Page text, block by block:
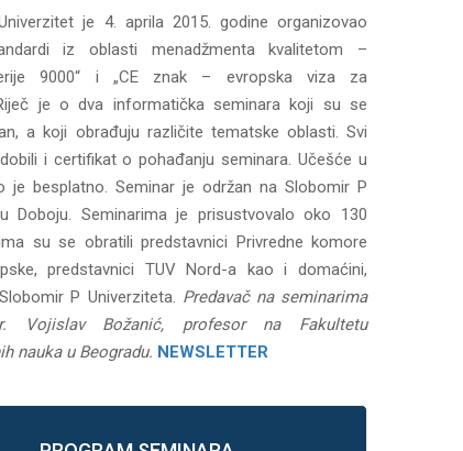
je 4. aprila 2015. godine organizovao
iz oblasti menadžmenta kvalitetom –
9000“ i „CE znak – evropska viza za
je o dva informatička seminara koji su se
a koji obrađuju različite tematske oblasti. Svi
i certifikat o pohađanju seminara. Učešće u
je besplatno. Seminar je održan na Slobomir P
Doboju. Seminarima je prisustvovalo oko 130
su se obratili predstavnici Privredne komore
predstavnici TUV Nord-a kao i domaćini,
P Univerziteta. Predavač na seminarima
Vojislav Božanić, profesor na Fakultetu
nauka u Beogradu. NEWSLETTER